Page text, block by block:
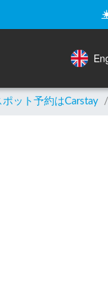
ット予約はCarstay /